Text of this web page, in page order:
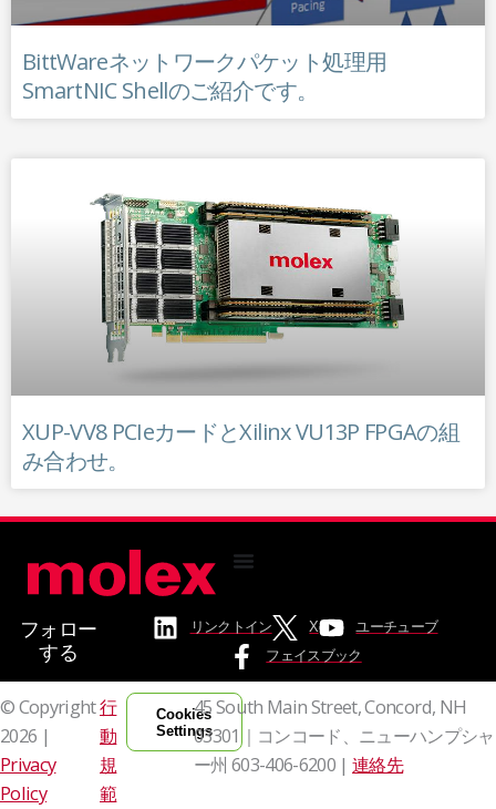
BittWareネットワークパケット処理用
SmartNIC Shellのご紹介です。
XUP-VV8 PCIeカードとXilinx VU13P FPGAの組
み合わせ。
リンクトイン X
ユーチューブ
フェイスブック
フォロー
する
© Copyright
2026 |
Privacy
Policy
行
動
規
範
Cookies
Settings
45 South Main Street, Concord, NH
03301｜コンコード、ニューハンプシャ
ー州 603-406-6200 | 連絡先